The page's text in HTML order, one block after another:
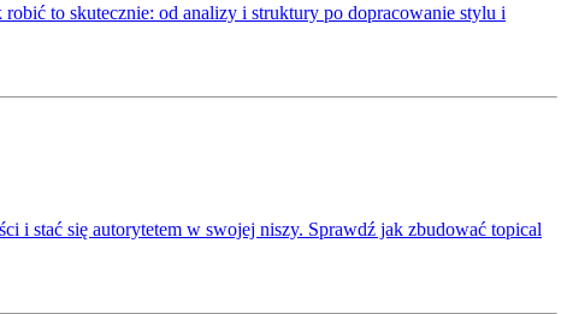
to skutecznie: od analizy i struktury po dopracowanie stylu i
i stać się autorytetem w swojej niszy. Sprawdź jak zbudować topical